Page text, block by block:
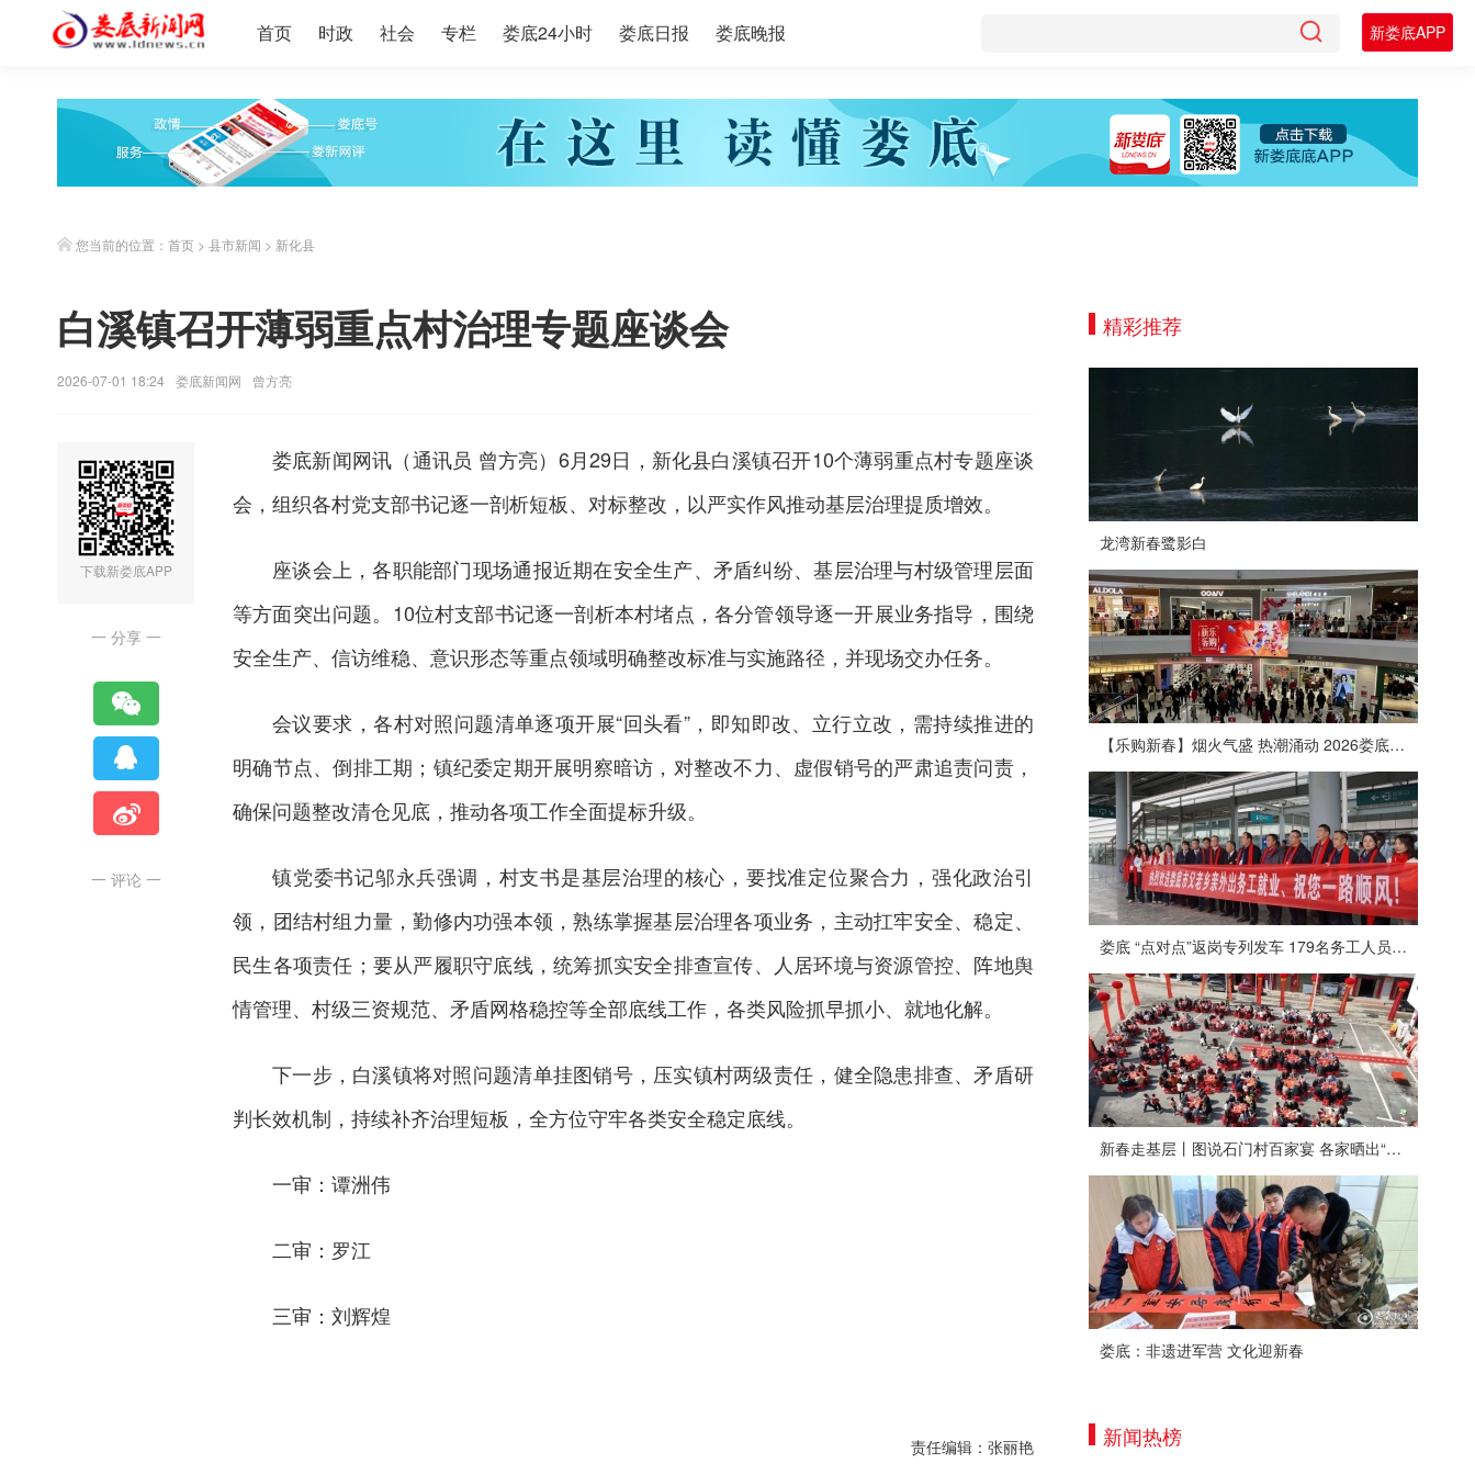
首页 时政 社会 专栏 娄底24小时 娄底日报 娄底晚报 新娄底APP
您当前的位置： 首页 > 县市新闻 > 新化县
白溪镇召开薄弱重点村治理专题座谈会
2026-07-01 18:24 娄底新闻网 曾方亮
下载新娄底APP
一 分享 一
一 评论 一
娄底新闻网讯（通讯员 曾方亮）6月29日， 新化县白溪镇召开10个薄弱重点村专题座谈
会，组织各村党支部书记逐一剖析短板、对标整改，以严实作风推动基层治理提质增效。
座谈会上，各职能部门现场通报近期在安全生产、矛盾纠纷、基层治理与村级管理层面
等方面突出问题。10位村支部书记逐一剖析本村堵点，各分管领导逐一开展业务指导，围绕
安全生产、信访维稳、意识形态等重点领域明确整改标准与实施路径，并现场交办任务。
会议要求，各村对照问题清单逐项开展“回头看”，即知即改、立行立改，需持续推进的
明确节点、倒排工期；镇纪委定期开展明察暗访，对整改不力、虚假销号的严肃追责问责，
确保问题整改清仓见底，推动各项工作全面提标升级。
镇党委书记邬永兵强调，村支书是基层治理的核心，要找准定位聚合力，强化政治引
领，团结村组力量，勤修内功强本领，熟练掌握基层治理各项业务，主动扛牢安全、稳定、
民生各项责任；要从严履职守底线，统筹抓实安全排查宣传、人居环境与资源管控、阵地舆
情管理、村级三资规范、矛盾网格稳控等全部底线工作，各类风险抓早抓小、就地化解。
下一步，白溪镇将对照问题清单挂图销号，压实镇村两级责任，健全隐患排查、矛盾研
判长效机制，持续补齐治理短板，全方位守牢各类安全稳定底线。
一审：谭洲伟
二审：罗江
三审：刘辉煌
责任编辑：张丽艳
精彩推荐
龙湾新春鹭影白
【乐购新春】烟火气盛 热潮涌动 2026娄底春节消费市场喜迎“开门红”
娄底 “点对点”返岗专列发车 179名务工人员免费赴沪
新春走基层丨图说石门村百家宴 各家晒出“拿手菜”
娄底：非遗进军营 文化迎新春
新闻热榜